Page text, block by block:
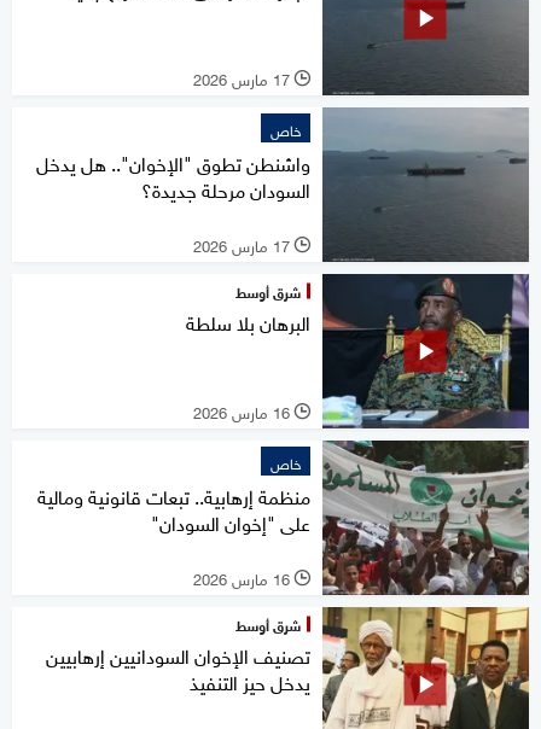
l 17 مارس 2026
خاص
واشنطن تطوق "الإخوان".. هل يدخل
السودان مرحلة جديدة؟
l 17 مارس 2026
شرق أوسط
البرهان بلا سلطة
l 16 مارس 2026
خاص
منظمة إرهابية.. تبعات قانونية ومالية
على "إخوان السودان"
l 16 مارس 2026
شرق أوسط
تصنيف الإخوان السودانيين إرهابيين
يدخل حيز التنفيذ